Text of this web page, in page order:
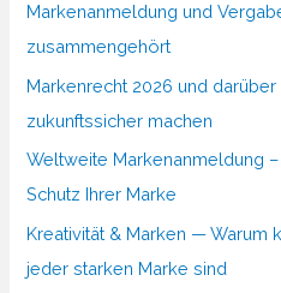
Markenanmeldung und
zusammengehört
Markenrecht 2026 und
zukunftssicher machen
Weltweite Markenanmeldung
Schutz Ihrer Marke
Kreativität & Marken — Warum
jeder starken Marke sind